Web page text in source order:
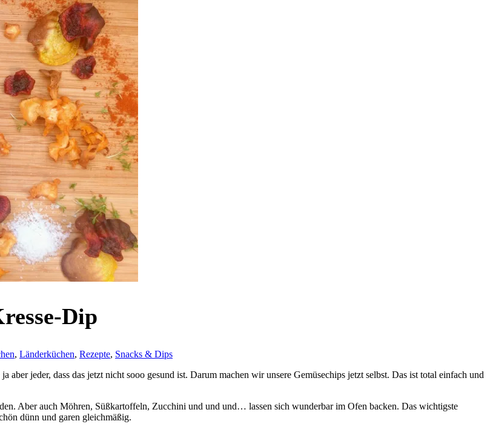
Dip
, Länderküchen, Rezepte, Snacks & Dips
jeder, dass das jetzt nicht sooo gesund ist. Darum machen wir unsere Gemüsechips jetzt selbst. Das ist total einfach und
Aber auch Möhren, Süßkartoffeln, Zucchini und und und… lassen sich wunderbar im Ofen backen. Das wichtigste
dünn und garen gleichmäßig.